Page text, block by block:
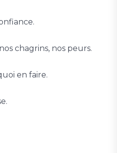
chagrins, nos peurs.
en faire.